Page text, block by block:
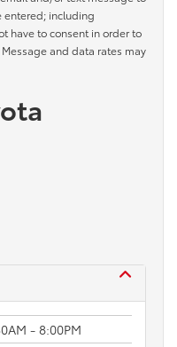
entered; including
have to consent in order to
and data rates may
- 8:00PM